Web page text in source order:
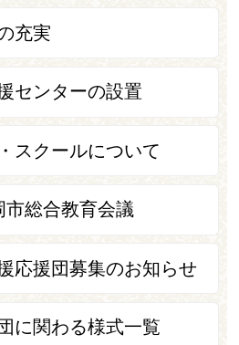
充実
センターの設置
スクールについて
市総合教育会議
応援団募集のお知らせ
に関わる様式一覧